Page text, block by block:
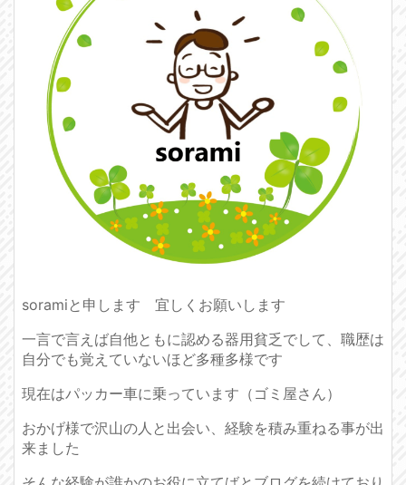
soramiと申します 宜しくお願いします
一言で言えば自他ともに認める器用貧乏でして、職歴は
自分でも覚えていないほど多種多様です
現在はパッカー車に乗っています（ゴミ屋さん）
おかげ様で沢山の人と出会い、経験を積み重ねる事が出
来ました